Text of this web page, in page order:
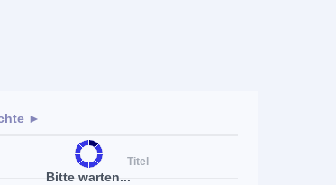
Bitte warten...
►
Titel